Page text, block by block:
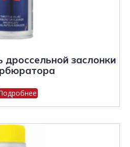
дроссельной заслонки